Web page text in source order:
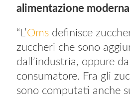
alimentazione
“L’Oms definisce
zuccheri che sono
dall’industria, oppure
consumatore. Fra gli
sono computati anche